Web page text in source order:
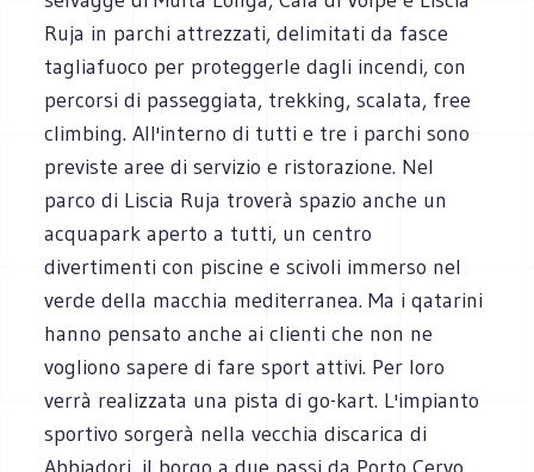
Ruja in parchi attrezzati, delimitati da fasce
tagliafuoco per proteggerle dagli incendi, con
percorsi di passeggiata, trekking, scalata, free
climbing. All'interno di tutti e tre i parchi sono
previste aree di servizio e ristorazione. Nel
parco di Liscia Ruja troverà spazio anche un
acquapark aperto a tutti, un centro
divertimenti con piscine e scivoli immerso nel
verde della macchia mediterranea. Ma i qatarini
hanno pensato anche ai clienti che non ne
vogliono sapere di fare sport attivi. Per loro
verrà realizzata una pista di go-kart. L'impianto
sportivo sorgerà nella vecchia discarica di